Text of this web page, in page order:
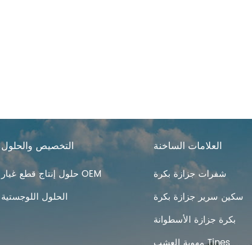
التخصيص والحلول
حلول إنتاج قطع غيار OEM
الحلول اللوجستية
العلامات الساخنة
شفرات جزازة بكرة
سكين سرير جزازة بكرة
بكرة جزازة الأسطوانة